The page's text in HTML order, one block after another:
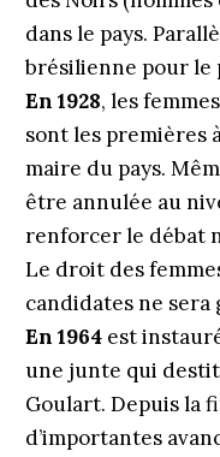
dans le pays.
brésilienne pour le
En 1928, les
sont les premières
maire du pays.
être annulée au
renforcer le débat
Le droit des
candidates ne sera
En 1964est
une junte qui
Goulart. Depuis la
d’importantes